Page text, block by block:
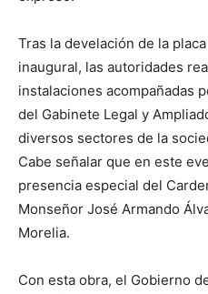
Tras la develación de la
inaugural, las autoridades
instalaciones acompañadas
del Gabinete Legal y
diversos sectores de la
Cabe señalar que en este
presencia especial del
Monseñor José Armando
Morelia.
Con esta obra, el Gobierno